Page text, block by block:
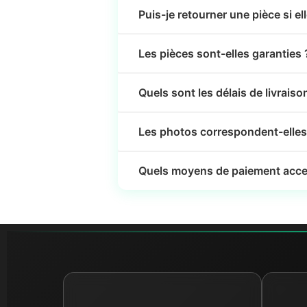
Puis-je retourner une pièce si
Les pièces sont-elles garanties
Quels sont les délais de
Les photos correspondent-
Quels moyens de paiement